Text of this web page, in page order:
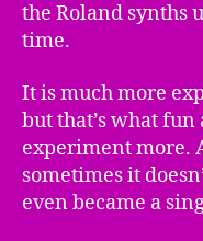
the Roland synths
time.
It is much more
but that’s what fun
experiment more.
sometimes it
even became a